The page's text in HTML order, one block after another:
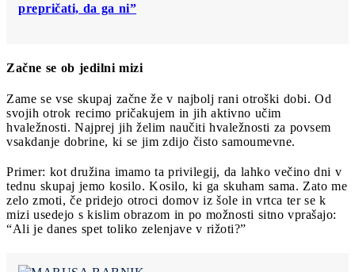
prepričati, da ga ni”
Začne se ob jedilni mizi
Zame se vse skupaj začne že v najbolj rani otroški dobi. Od
svojih otrok recimo pričakujem in jih aktivno učim
hvaležnosti. Najprej jih želim naučiti hvaležnosti za povsem
vsakdanje dobrine, ki se jim zdijo čisto samoumevne.
Primer: kot družina imamo ta privilegij, da lahko večino dni v
tednu skupaj jemo kosilo. Kosilo, ki ga skuham sama. Zato me
zelo zmoti, če pridejo otroci domov iz šole in vrtca ter se k
mizi usedejo s kislim obrazom in po možnosti sitno vprašajo:
“Ali je danes spet toliko zelenjave v rižoti?”